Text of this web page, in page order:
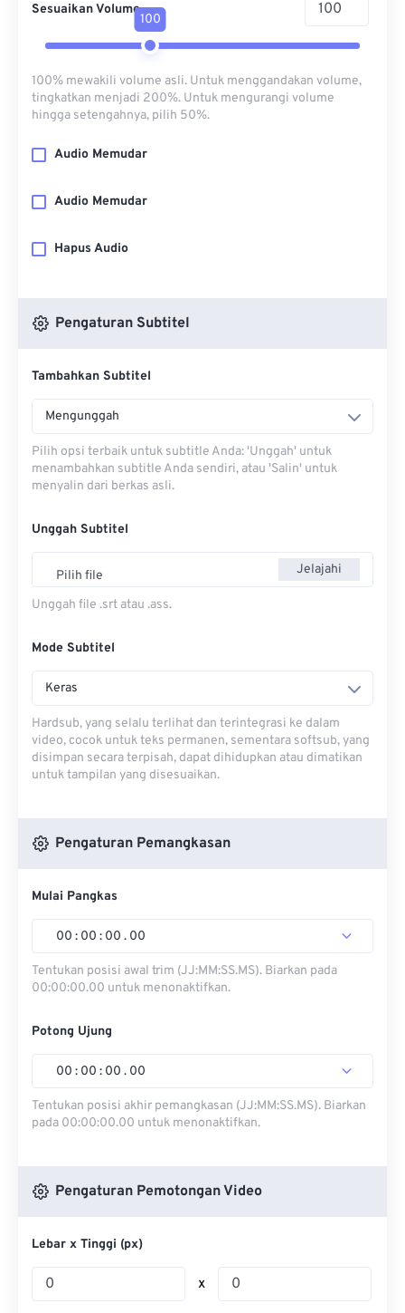
Sesuaikan Volume
100
100% mewakili volume asli. Untuk menggandakan volume,
tingkatkan menjadi 200%. Untuk mengurangi volume
hingga setengahnya, pilih 50%.
Audio Memudar
Audio Memudar
Hapus Audio
Pengaturan Subtitel
Tambahkan Subtitel
Mengunggah
Pilih opsi terbaik untuk subtitle Anda: 'Unggah' untuk
menambahkan subtitle Anda sendiri, atau 'Salin' untuk
menyalin dari berkas asli.
Unggah Subtitel
Pilih file Jelajahi
Unggah file .srt atau .ass.
Mode Subtitel
Keras
Hardsub, yang selalu terlihat dan terintegrasi ke dalam
video, cocok untuk teks permanen, sementara softsub, yang
disimpan secara terpisah, dapat dihidupkan atau dimatikan
untuk tampilan yang disesuaikan.
Pengaturan Pemangkasan
Mulai Pangkas
00 : 00 : 00 . 00
Tentukan posisi awal trim (JJ:MM:SS.MS). Biarkan pada
00:00:00.00 untuk menonaktifkan.
Potong Ujung
00 : 00 : 00 . 00
Tentukan posisi akhir pemangkasan (JJ:MM:SS.MS). Biarkan
pada 00:00:00.00 untuk menonaktifkan.
Pengaturan Pemotongan Video
Lebar x Tinggi (px)
x